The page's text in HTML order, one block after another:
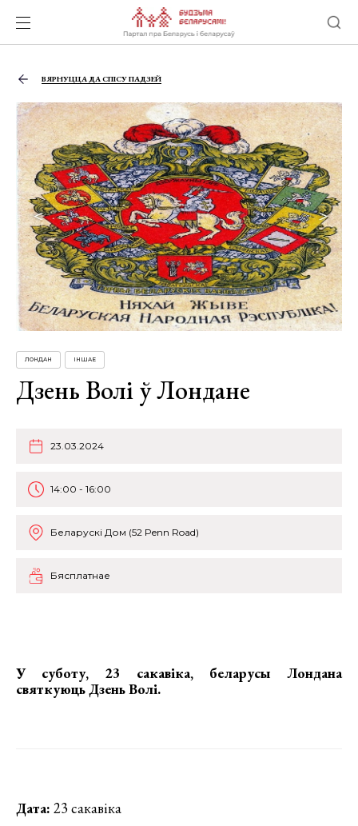
ВЯРНУЦЦА ДА СПІСУ ПАДЗЕЙ
ЛОНДАН ІНШАЕ
Дзень Волі ў Лондане
23.03.2024
14:00 - 16:00
Беларускі Дом (52 Penn Road)
Бясплатнае
У суботу, 23 сакавіка, беларусы Лондана
святкуюць Дзень Волі.
Дата: 23 сакавіка